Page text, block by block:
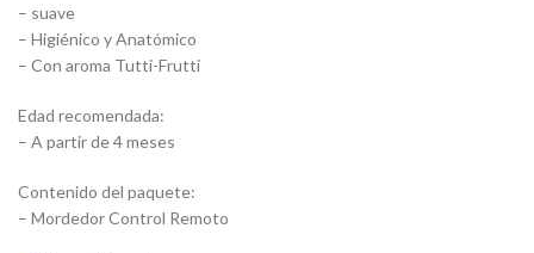
– suave
– Higiénico y Anatómico
– Con aroma Tutti-Frutti
Edad recomendada:
– A partir de 4 meses
Contenido del paquete:
– Mordedor Control Remoto